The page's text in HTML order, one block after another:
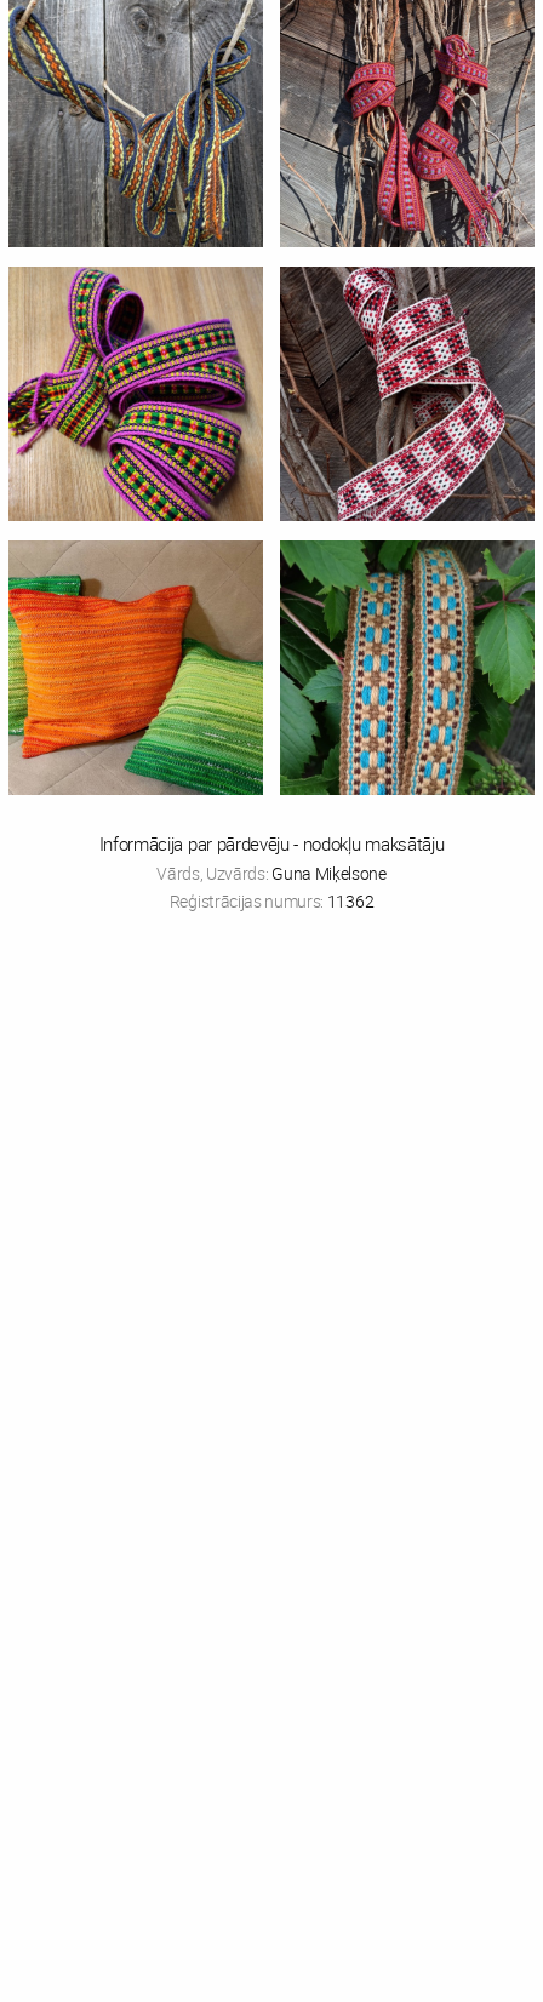
Informācija par pārdevēju - nodokļu maksātāju
Vārds, Uzvārds: Guna Miķelsone
Reģistrācijas numurs: 11362